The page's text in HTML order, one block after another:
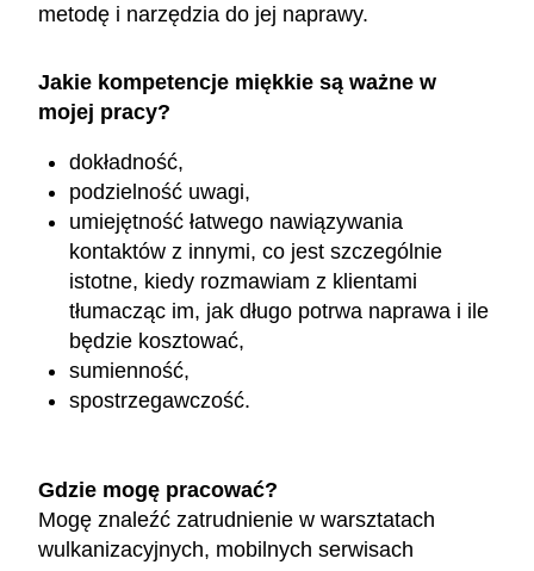
metodę i narzędzia do jej naprawy.
Jakie kompetencje miękkie są ważne w
mojej pracy?
dokładność,
podzielność uwagi,
umiejętność łatwego nawiązywania
kontaktów z innymi, co jest szczególnie
istotne, kiedy rozmawiam z klientami
tłumacząc im, jak długo potrwa naprawa i ile
będzie kosztować,
sumienność,
spostrzegawczość.
Gdzie mogę pracować?
Mogę znaleźć zatrudnienie w warsztatach
wulkanizacyjnych, mobilnych serwisach